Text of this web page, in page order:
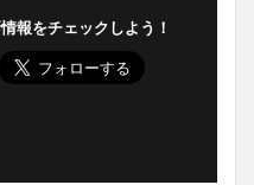
報をチェックしよう！